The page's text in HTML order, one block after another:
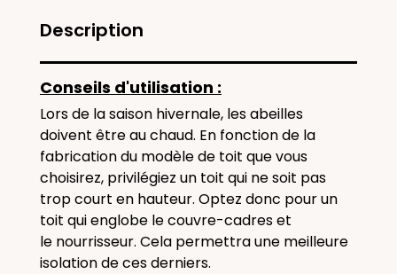
Description
Conseils d'utilisation :
Lors de la saison hivernale, les abeilles
doivent être au chaud. En fonction de la
fabrication du modèle de toit que vous
choisirez, privilégiez un toit qui ne soit pas
trop court en hauteur. Optez donc pour un
toit qui englobe le couvre-cadres et
le nourrisseur. Cela permettra une meilleure
isolation de ces derniers.